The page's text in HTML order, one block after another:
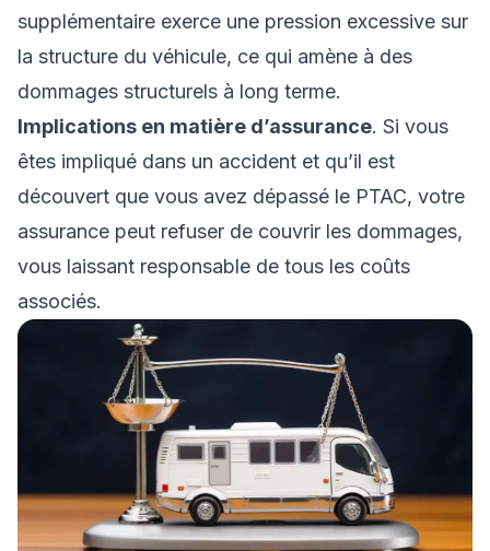
supplémentaire exerce une pression excessive sur
la structure du véhicule, ce qui amène à des
dommages structurels à long terme.
Implications en matière d’assurance. Si vous
êtes impliqué dans un accident et qu’il est
découvert que vous avez dépassé le PTAC, votre
assurance peut refuser de couvrir les dommages,
vous laissant responsable de tous les coûts
associés.